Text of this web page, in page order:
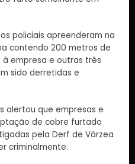
policiais apreenderam na
contendo 200 metros de
empresa e outras três
sido derretidas e
alertou que empresas e
de cobre furtado
pela Derf de Várzea
criminalmente.